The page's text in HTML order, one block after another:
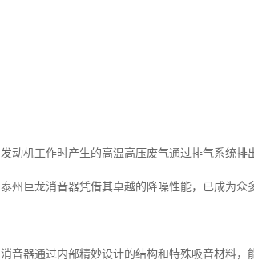
发动机工作时产生的高温高压废气通过排气系统
泰州巨龙消音器凭借其卓越的降噪性能，已成为
消音器通过内部精妙设计的结构和特殊吸音材料